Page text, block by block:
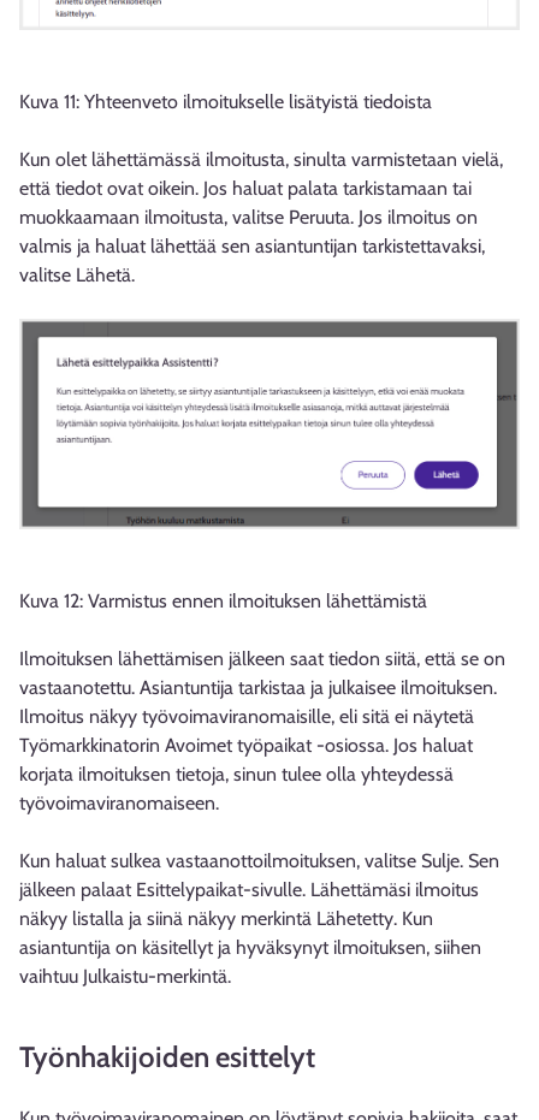
Kuva 11: Yhteenveto ilmoitukselle lisätyistä tiedoista
Kun olet lähettämässä ilmoitusta, sinulta varmistetaan vielä,
että tiedot ovat oikein. Jos haluat palata tarkistamaan tai
muokkaamaan ilmoitusta, valitse Peruuta. Jos ilmoitus on
valmis ja haluat lähettää sen asiantuntijan tarkistettavaksi,
valitse Lähetä.
Kuva 12: Varmistus ennen ilmoituksen lähettämistä
Ilmoituksen lähettämisen jälkeen saat tiedon siitä, että se on
vastaanotettu. Asiantuntija tarkistaa ja julkaisee ilmoituksen.
Ilmoitus näkyy työvoimaviranomaisille, eli sitä ei näytetä
Työmarkkinatorin Avoimet työpaikat -osiossa. Jos haluat
korjata ilmoituksen tietoja, sinun tulee olla yhteydessä
työvoimaviranomaiseen.
Kun haluat sulkea vastaanottoilmoituksen, valitse Sulje. Sen
jälkeen palaat Esittelypaikat-sivulle. Lähettämäsi ilmoitus
näkyy listalla ja siinä näkyy merkintä Lähetetty. Kun
asiantuntija on käsitellyt ja hyväksynyt ilmoituksen, siihen
vaihtuu Julkaistu-merkintä.
Työnhakijoiden esittelyt